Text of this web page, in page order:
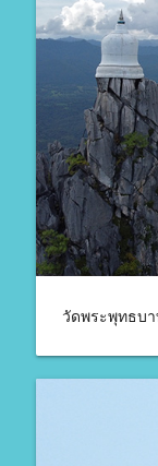
วัดพระพุทธบ